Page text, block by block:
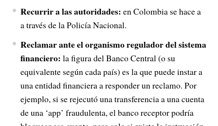
Recurrir a las autoridades: en Colombia se hace a
a través de la Policía Nacional.
Reclamar ante el organismo regulador del sistema
financiero: la figura del Banco Central (o su
equivalente según cada país) es la que puede instar a
una entidad financiera a responder un reclamo. Por
ejemplo, si se rejecutó una transferencia a una cuenta
de una ‘app’ fraudulenta, el banco receptor podría